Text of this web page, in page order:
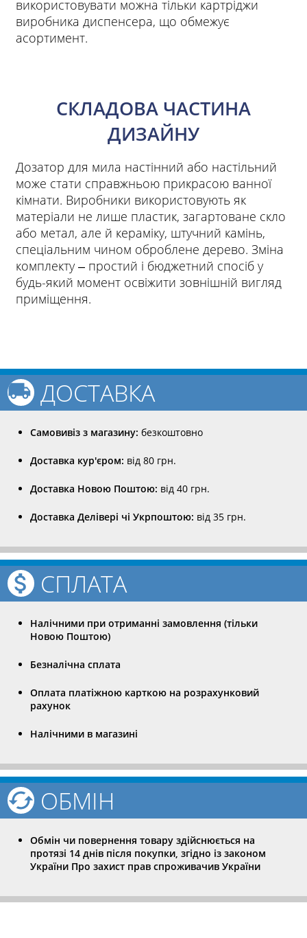
використовувати можна тільки картріджи
виробника диспенсера, що обмежує
асортимент.
СКЛАДОВА ЧАСТИНА
ДИЗАЙНУ
Дозатор для мила настінний або настільний
може стати справжньою прикрасою ванної
кімнати. Виробники використовують як
матеріали не лише пластик, загартоване скло
або метал, але й кераміку, штучний камінь,
спеціальним чином оброблене дерево. Зміна
комплекту ‒ простий і бюджетний спосіб у
будь-який момент освіжити зовнішній вигляд
приміщення.
ДОСТАВКА
Самовивіз з магазину: безкоштовно
Доставка кур'єром: від 80 грн.
Доставка Новою Поштою: від 40 грн.
Доставка Делівері чі Укрпоштою: від 35 грн.
СПЛАТА
Налічними при отриманні замовлення (тільки
Новою Поштою)
Безналічна сплата
Оплата платіжною карткою на розрахунковий
рахунок
Налічними в магазині
ОБМІН
Обмін чи повернення товару здійснюється на
протязі 14 днів після покупки, згідно із законом
України Про захист прав спроживачив України